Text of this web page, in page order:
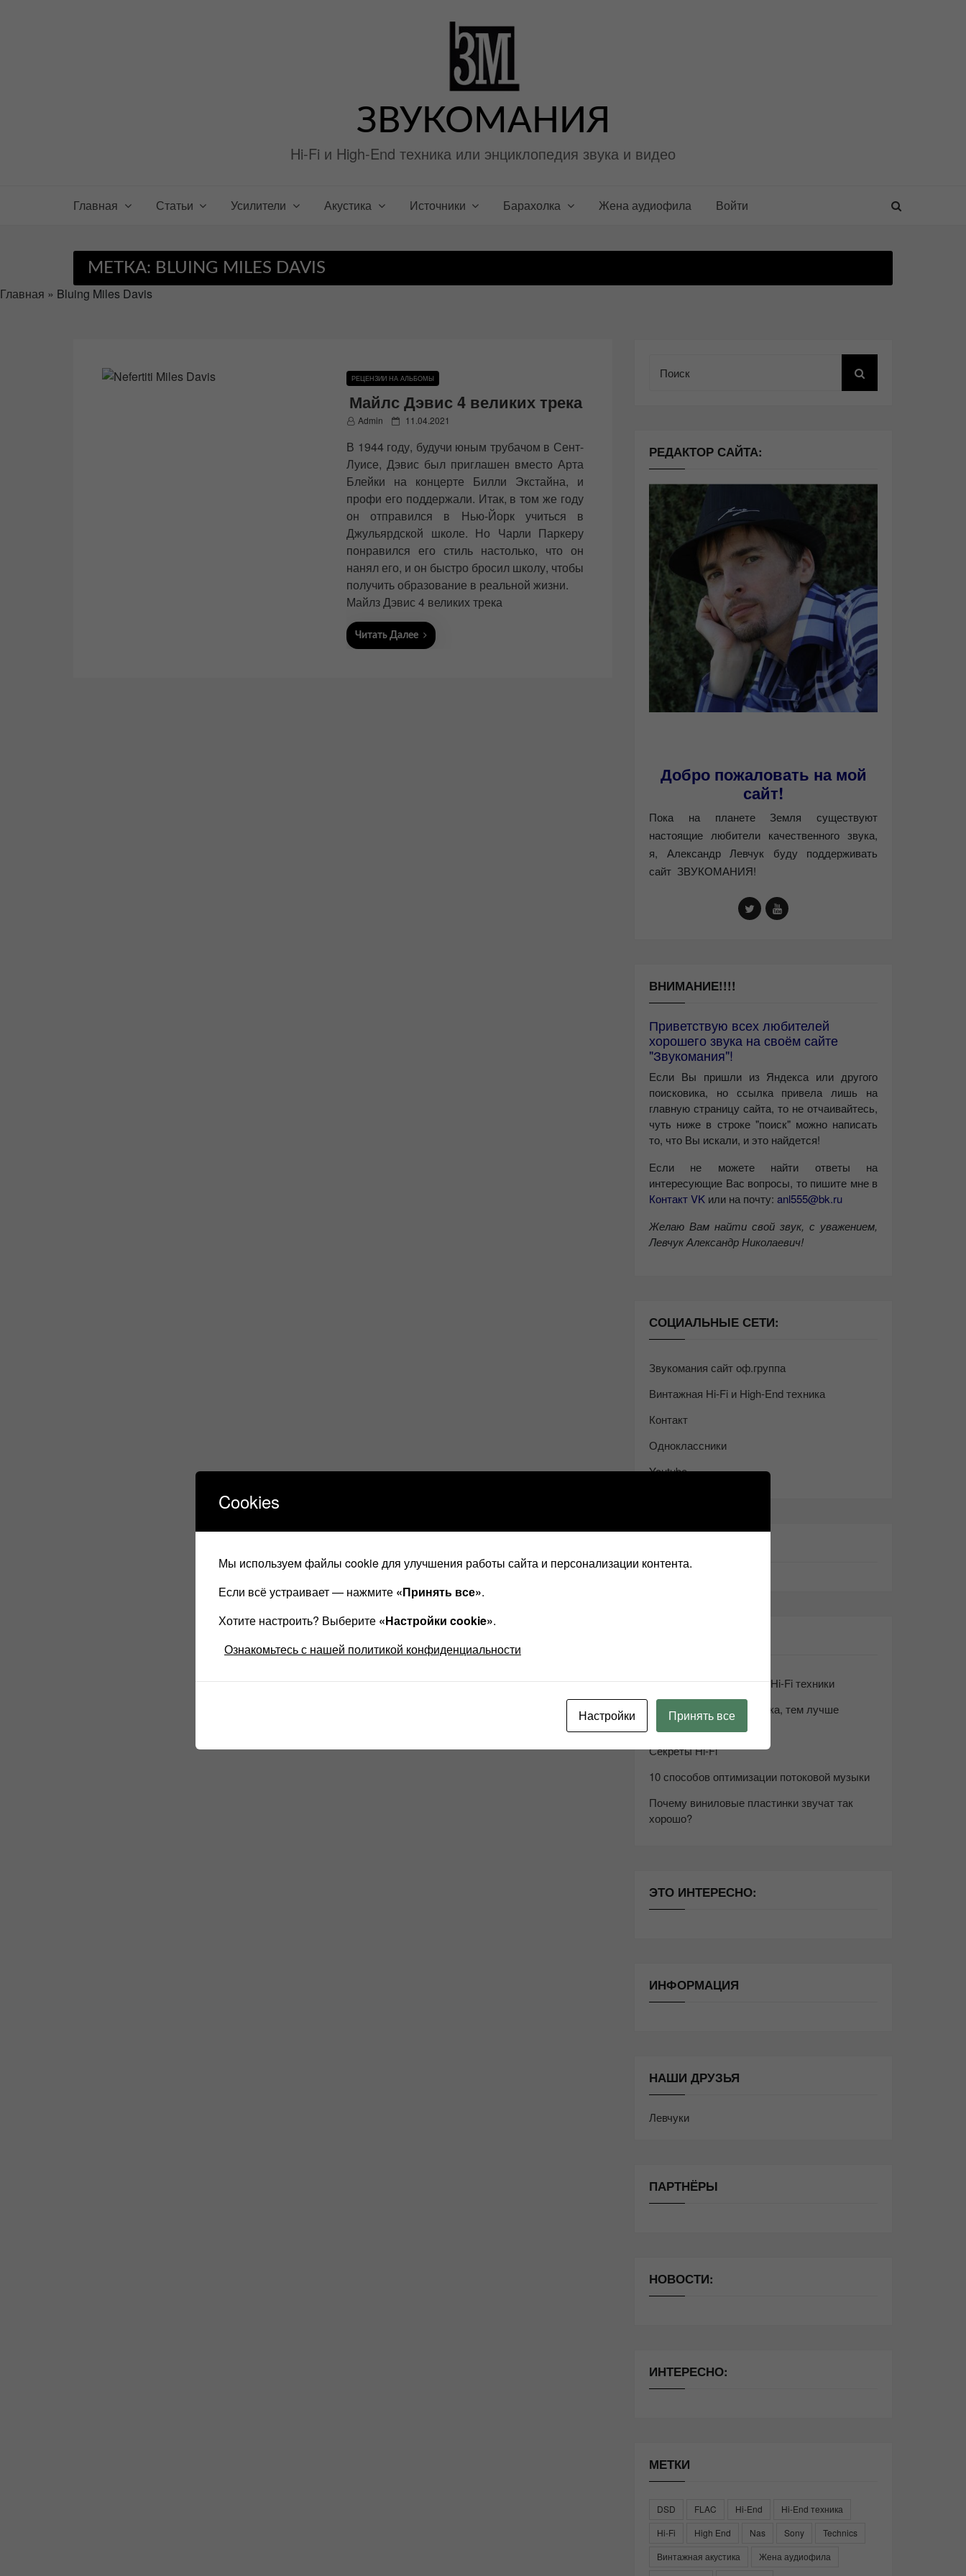
ЗВУКОМАНИЯ
Hi-Fi и High-End техника или энциклопедия звука и видео
Главная Статьи Усилители Акустика Источники Барахолка Жена аудиофила Войти
МЕТКА: BLUING MILES DAVIS
Главная » Bluing Miles Davis
РЕЦЕНЗИИ НА АЛЬБОМЫ
Майлс Дэвис 4 великих трека
Admin
P
s
e
d
o
11.04.2021
В 1944 году, будучи юным трубачом в Сент-
Луисе, Дэвис был приглашен вместо Арта
Блейки на концерте Билли Экстайна, и
профи его поддержали. Итак, в том же году
он отправился в Нью-Йорк учиться в
Джульярдской школе. Но Чарли Паркеру
понравился его стиль настолько, что он
нанял его, и он быстро бросил школу, чтобы
получить образование в реальной жизни.
Майлз Дэвис 4 великих трека
Читать Далее
РЕДАКТОР САЙТА:
Добро пожаловать на мой
сайт!
Пока на планете Земля существуют
настоящие любители качественного звука,
я, Александр Левчук буду поддерживать
сайт ЗВУКОМАНИЯ!
ВНИМАНИЕ!!!!
Приветствую всех любителей
хорошего звука на своём сайте
"Звукомания"!
Если Вы пришли из Яндекса или другого
поисковика, но ссылка привела лишь на
главную страницу сайта, то не отчаивайтесь,
чуть ниже в строке "поиск" можно написать
то, что Вы искали, и это найдется!
Если не можете найти ответы на
интересующие Вас вопросы, то пишите мне в
Контакт VK или на почту: anl555@bk.ru
Желаю Вам найти свой звук, с уважением,
Левчук Александр Николаевич!
СОЦИАЛЬНЫЕ СЕТИ:
Звукомания сайт оф.группа
Винтажная Hi-Fi и High-End техника
Контакт
Одноклассники
Youtube
Возьмите друга в салон Hi-Fi техники
Чем дороже аудиотехника, тем лучше
звучит?
Секреты Hi-Fi
10 способов оптимизации потоковой музыки
Почему виниловые пластинки звучат так
хорошо?
ЭТО ИНТЕРЕСНО:
ИНФОРМАЦИЯ
НАШИ ДРУЗЬЯ
Левчуки
ПАРТНЁРЫ
НОВОСТИ:
ИНТЕРЕСНО:
МЕТКИ
DSD FLAC Hi-End
Hi-End техника
Hi-Fi
High End Nas Sony
Technics
Винтажная акустика
Жена аудиофила
Cookies
Мы используем файлы cookie для улучшения работы сайта и персонализации контента.
Если всё устраивает — нажмите «Принять все».
Хотите настроить? Выберите «Настройки cookie».
Ознакомьтесь с нашей политикой конфиденциальности
Настройки Принять все